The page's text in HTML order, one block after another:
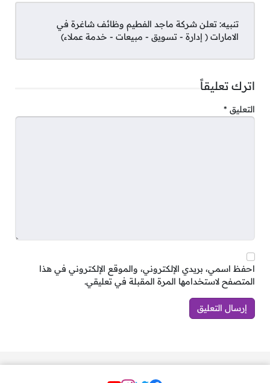
13. مساعد قانوني (Paralegal)
14. مهندس مشروع
17. مشارك أول في أنظمة تخطيط الموارد
المؤسسية (ERP)
تنبيه: تعلن شركة ماجد الفطيم وظائف شاغرة في
الامارات ( إدارة - تسويق - مبيعات - خدمة عملاء)
اترك تعليقاً
التعليق *
احفظ اسمي، بريدي الإلكتروني، والموقع الإلكتروني في هذا
المتصفح لاستخدامها المرة المقبلة في تعليقي.